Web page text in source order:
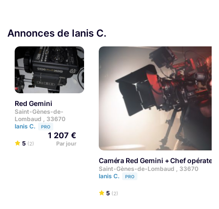
Annonces de Ianis C.
Red Gemini
Saint-Gènes-de-
Lombaud , 33670
Ianis C.
PRO
5 (2)
1 207 €
Par jour
Caméra Red Gemini + Chef
Saint-Gènes-de-Lombaud , 33670
Ianis C.
PRO
5 (2)